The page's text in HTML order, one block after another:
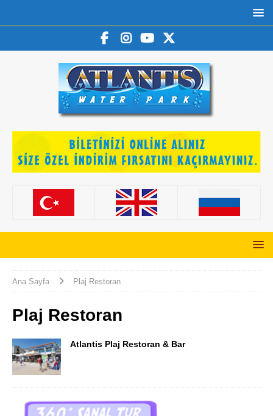
Ana Sayfa Plaj Restoran
Plaj Restoran
Atlantis Plaj Restoran & Bar